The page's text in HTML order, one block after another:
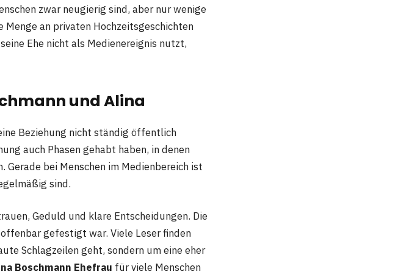
zwar neugierig sind, aber nur wenige
an privaten Hochzeitsgeschichten
Ehe nicht als Medienereignis nutzt,
und Alina
Beziehung nicht ständig öffentlich
auch Phasen gehabt haben, in denen
bei Menschen im Medienbereich ist
sind.
Geduld und klare Entscheidungen. Die
gefestigt war. Viele Leser finden
Schlagzeilen geht, sondern um eine eher
Boschmann Ehefrau für viele Menschen